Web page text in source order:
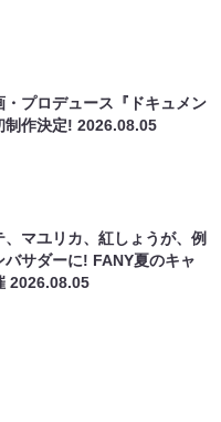
・プロデュース『ドキュメン
制作決定!2026.08.05
、マユリカ、紅しょうが、例
バサダーに! FANY夏のキャ
2026.08.05